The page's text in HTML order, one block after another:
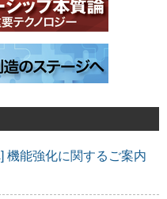
機能強化に関するご案内